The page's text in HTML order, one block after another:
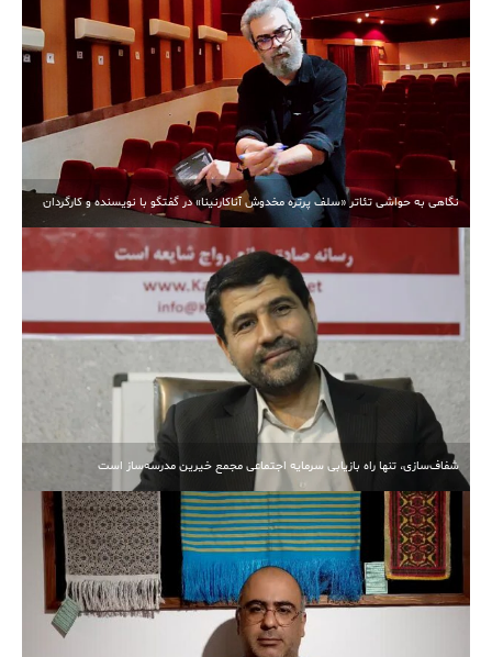
نگاهی به حواشی تئاتر «سلف پرتره مخدوش آناکارنینا» در گفتگو با نویسنده و کارگردان
شفاف‌سازی، تنها راه بازیابی سرمایه اجتماعی مجمع خیرین مدرسه‌ساز است